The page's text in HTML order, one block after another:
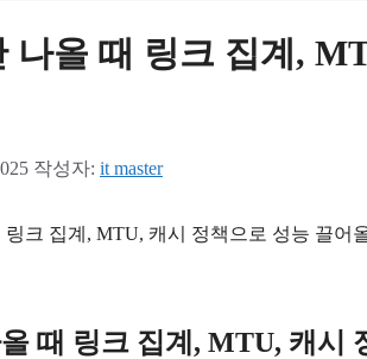
나올 때 링크 집계,
작성자: it master
때 링크 집계, MTU, 캐시